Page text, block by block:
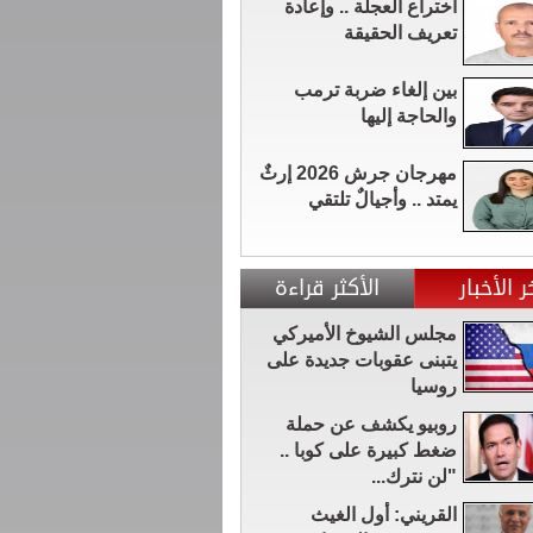
اختراع العجلة .. وإعادة
تعريف الحقيقة
بين إلغاء ضربة ترمب
والحاجة إليها
مهرجان جرش 2026 إرثٌ
يمتد .. وأجيالٌ تلتقي
الأخبار الأكثر قراءة
مجلس الشيوخ الأميركي
يتبنى عقوبات جديدة على
روسيا
روبيو يكشف عن حملة
ضغط كبيرة على كوبا ..
"لن نترك...
القريني: أول الغيث